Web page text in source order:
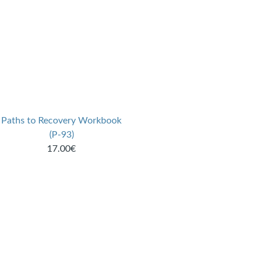
Paths to Recovery Workbook
(P-93)
17.00€